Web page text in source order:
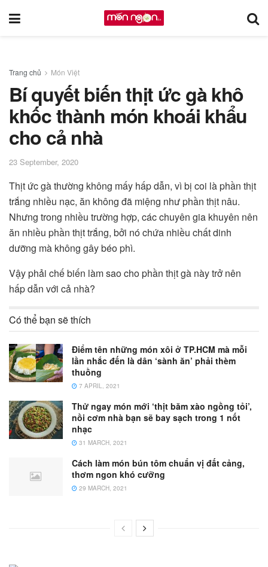
Trang chủ Món Việt
Bí quyết biến thịt ức gà khô
khốc thành món khoái khẩu
cho cả nhà
23 September, 2020
Thịt ức gà thường không mấy hấp dẫn, vì bị coi là phần thịt
trắng nhiều nạc, ăn không đã miệng như phần thịt nâu.
Nhưng trong nhiều trường hợp, các chuyên gia khuyên nên
ăn nhiều phần thịt trắng, bởi nó chứa nhiều chất dinh
dưỡng mà không gây béo phì.
Vậy phải chế biến làm sao cho phần thịt gà này trở nên
hấp dẫn với cả nhà?
Có thể bạn sẽ thích
Điểm tên những món xôi ở TP.HCM mà mỗi
lần nhắc đến là dân ‘sành ăn’ phải thèm
thuồng
7 APRIL, 2021
Thử ngay món mới ‘thịt băm xào ngồng tỏi’,
nồi cơm nhà bạn sẽ bay sạch trong 1 nốt
nhạc
31 MARCH, 2021
Cách làm món bún tôm chuẩn vị đất cảng,
thơm ngon khó cưỡng
29 MARCH, 2021